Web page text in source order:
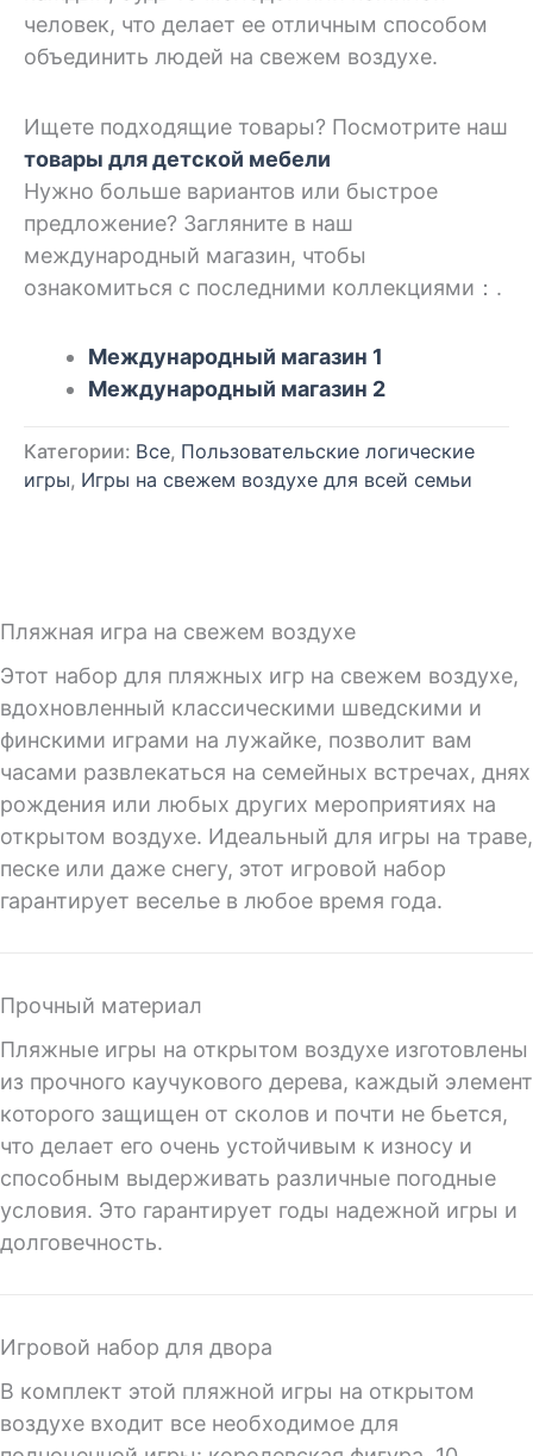
человек, что делает ее отличным способом
объединить людей на свежем воздухе.
Ищете подходящие товары? Посмотрите наш
товары для детской мебели
Нужно больше вариантов или быстрое
предложение? Загляните в наш
международный магазин, чтобы
ознакомиться с последними коллекциями：.
Международный магазин 1
Международный магазин 2
Категории: Все, Пользовательские логические
игры, Игры на свежем воздухе для всей семьи
Пляжная игра на свежем воздухе
Этот набор для пляжных игр на свежем воздухе,
вдохновленный классическими шведскими и
финскими играми на лужайке, позволит вам
часами развлекаться на семейных встречах, днях
рождения или любых других мероприятиях на
открытом воздухе. Идеальный для игры на траве,
песке или даже снегу, этот игровой набор
гарантирует веселье в любое время года.
Прочный материал
Пляжные игры на открытом воздухе изготовлены
из прочного каучукового дерева, каждый элемент
которого защищен от сколов и почти не бьется,
что делает его очень устойчивым к износу и
способным выдерживать различные погодные
условия. Это гарантирует годы надежной игры и
долговечность.
Игровой набор для двора
В комплект этой пляжной игры на открытом
воздухе входит все необходимое для